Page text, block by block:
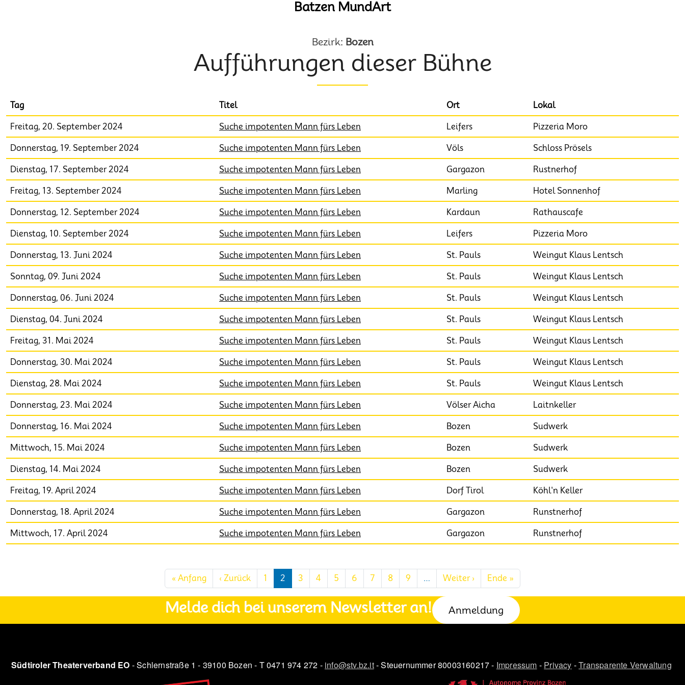
Batzen MundArt
Bezirk: Bozen
Aufführungen dieser Bühne
Tag Titel Ort Lokal
Freitag, 20. September 2024 Suche impotenten Mann fürs Leben Leifers Pizzeria Moro
Donnerstag, 19. September 2024 Suche impotenten Mann fürs Leben Völs Schloss Prösels
Dienstag, 17. September 2024 Suche impotenten Mann fürs Leben Gargazon Rustnerhof
Freitag, 13. September 2024 Suche impotenten Mann fürs Leben Marling Hotel Sonnenhof
Donnerstag, 12. September 2024 Suche impotenten Mann fürs Leben Kardaun Rathauscafe
Dienstag, 10. September 2024 Suche impotenten Mann fürs Leben Leifers Pizzeria Moro
Donnerstag, 13. Juni 2024 Suche impotenten Mann fürs Leben St. Pauls Weingut Klaus Lentsch
Sonntag, 09. Juni 2024 Suche impotenten Mann fürs Leben St. Pauls Weingut Klaus Lentsch
Donnerstag, 06. Juni 2024 Suche impotenten Mann fürs Leben St. Pauls Weingut Klaus Lentsch
Dienstag, 04. Juni 2024 Suche impotenten Mann fürs Leben St. Pauls Weingut Klaus Lentsch
Freitag, 31. Mai 2024 Suche impotenten Mann fürs Leben St. Pauls Weingut Klaus Lentsch
Donnerstag, 30. Mai 2024 Suche impotenten Mann fürs Leben St. Pauls Weingut Klaus Lentsch
Dienstag, 28. Mai 2024 Suche impotenten Mann fürs Leben St. Pauls Weingut Klaus Lentsch
Donnerstag, 23. Mai 2024 Suche impotenten Mann fürs Leben Völser Aicha Laitnkeller
Donnerstag, 16. Mai 2024 Suche impotenten Mann fürs Leben Bozen Sudwerk
Mittwoch, 15. Mai 2024 Suche impotenten Mann fürs Leben Bozen Sudwerk
Dienstag, 14. Mai 2024 Suche impotenten Mann fürs Leben Bozen Sudwerk
Freitag, 19. April 2024 Suche impotenten Mann fürs Leben Dorf Tirol Köhl'n Keller
Donnerstag, 18. April 2024 Suche impotenten Mann fürs Leben Gargazon Runstnerhof
Mittwoch, 17. April 2024 Suche impotenten Mann fürs Leben Gargazon Runstnerhof
« AnfangErste Seite
‹ ZurückVorherige Seite
1 2 3 4 5 6 7 8 9 … Weiter › Nächste Seite
Ende »
Melde dich bei unserem Newsletter an! Anmeldung
Südtiroler Theaterverband EO - Schlernstraße 1 - 39100 Bozen - T 0471 974 272 - info@stv.bz.it- Steuernummer 80003160217 - Impressum - Privacy -Transparente Verwaltung